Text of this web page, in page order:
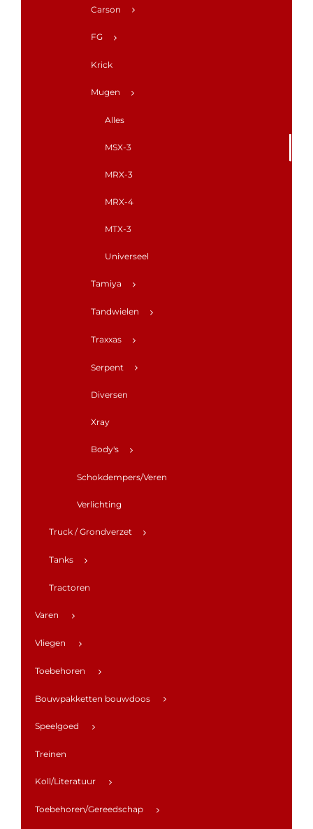
Carson
FG
Krick
Mugen
Alles
MSX-3
MRX-3
MRX-4
MTX-3
Universeel
Tamiya
Tandwielen
Traxxas
Serpent
Diversen
Xray
Body's
Schokdempers/Veren
Verlichting
Truck / Grondverzet
Tanks
Tractoren
Varen
Vliegen
Toebehoren
Bouwpakketten bouwdoos
Speelgoed
Treinen
Koll/Literatuur
Toebehoren/Gereedschap